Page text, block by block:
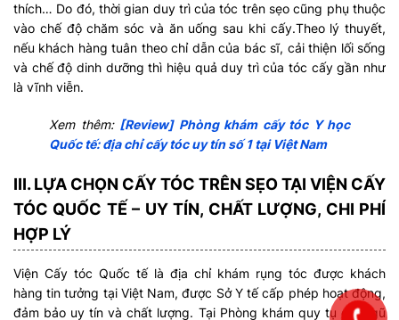
thích… Do đó, thời gian duy trì của tóc trên sẹo cũng phụ thuộc
vào chế độ chăm sóc và ăn uống sau khi cấy.Theo lý thuyết,
nếu khách hàng tuân theo chỉ dẫn của bác sĩ, cải thiện lối sống
và chế độ dinh dưỡng thì hiệu quả duy trì của tóc cấy gần như
là vĩnh viễn.
Xem thêm: [Review] Phòng khám cấy tóc Y học
Quốc tế: địa chỉ cấy tóc uy tín số 1 tại Việt Nam
III. LỰA CHỌN CẤY TÓC TRÊN SẸO TẠI VIỆN CẤY
TÓC QUỐC TẾ – UY TÍN, CHẤT LƯỢNG, CHI PHÍ
HỢP LÝ
Viện Cấy tóc Quốc tế là địa chỉ khám rụng tóc được khách
hàng tin tưởng tại Việt Nam, được Sở Y tế cấp phép hoạt động,
đảm bảo uy tín và chất lượng. Tại Phòng khám quy tụ đội ngũ